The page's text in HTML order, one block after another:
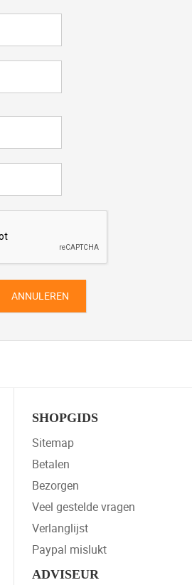
ANNULEREN
SHOPGIDS
Sitemap
Betalen
Bezorgen
Veel gestelde vragen
Verlanglijst
Paypal mislukt
ADVISEUR